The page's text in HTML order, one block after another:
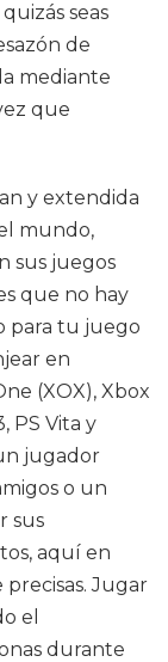
seas
de
mediante
que
y extendida
mundo,
sus juegos
que no hay
para tu juego
en
(XOX), Xbox
PS Vita y
jugador
o un
sus
aquí en
Jugar
el
durante